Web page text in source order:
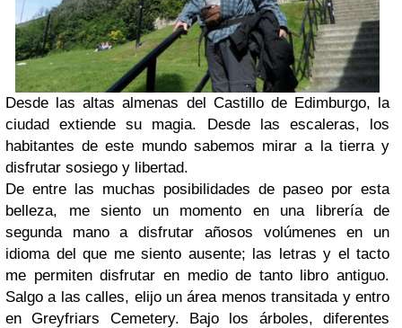
Desde las altas almenas del Castillo de Edimburgo, la
ciudad extiende su magia. Desde las escaleras, los
habitantes de este mundo sabemos mirar a la tierra y
disfrutar sosiego y libertad.
De entre las muchas posibilidades de paseo por esta
belleza, me siento un momento en una librería de
segunda mano a disfrutar añosos volúmenes en un
idioma del que me siento ausente; las letras y el tacto
me permiten disfrutar en medio de tanto libro antiguo.
Salgo a las calles, elijo un área menos transitada y entro
en Greyfriars Cemetery. Bajo los árboles, diferentes